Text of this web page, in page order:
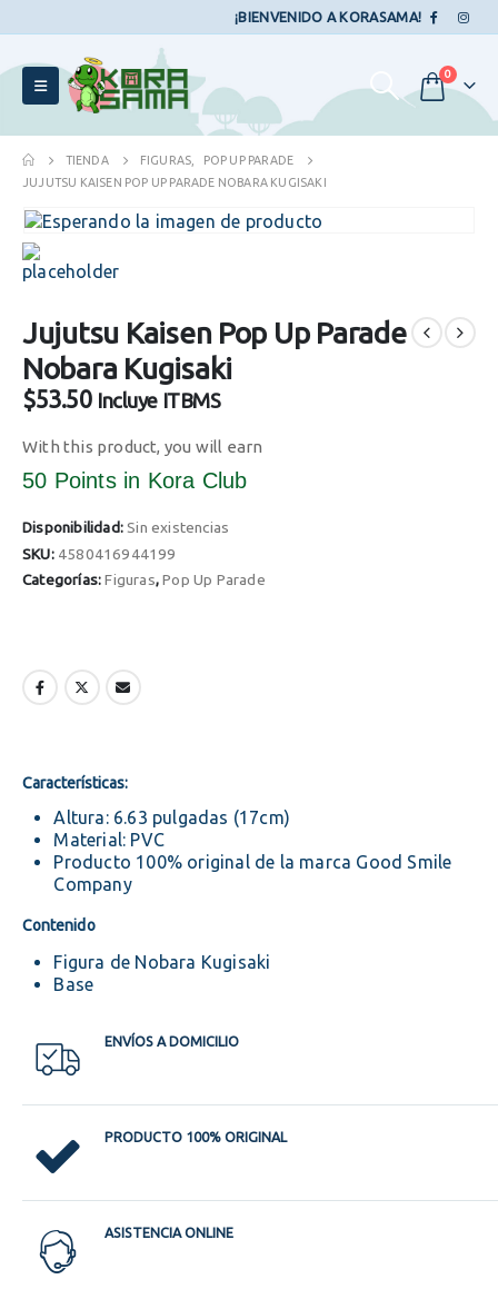
¡BIENVENIDO A KORASAMA!
0
TIENDA FIGURAS
POP UP PARADE
JUJUTSU KAISEN POP UP PARADE NOBARA KUGISAKI
Jujutsu Kaisen Pop Up Parade
Nobara Kugisaki
$53.50 Incluye ITBMS
With this product, you will earn
50 Pointsin Kora Club
Disponibilidad:Sin existencias
SKU: 4580416944199
Categorías:Figuras,Pop Up Parade
Características:
Altura: 6.63 pulgadas (17cm)
Material: PVC
Producto 100% original de la marca Good Smile
Company
Contenido
Figura de Nobara Kugisaki
Base
ENVÍOS A DOMICILIO
PRODUCTO 100% ORIGINAL
ASISTENCIA ONLINE